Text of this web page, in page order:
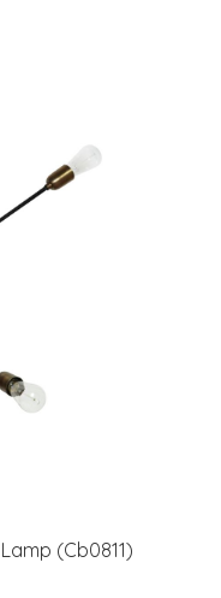
(Cb0811)